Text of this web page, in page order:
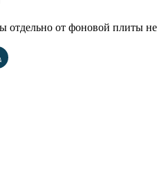
от фоновой плиты не